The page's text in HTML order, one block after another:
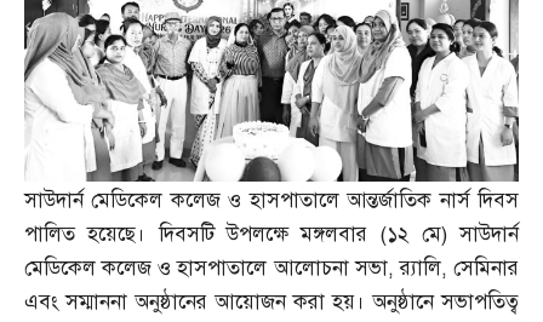
সাউদার্ন মেডিকেল কলেজ ও হাসপাতালে আন্তর্জাতিক নার্স দিবস
পালিত হয়েছে। দিবসটি উপলক্ষে মঙ্গলবার (১২ মে)সাউদার্ন
মেডিকেল কলেজ ও হাসপাতালে আলোচনা সভা,র‌্যালি,সেমিনার
এবং সম্মাননা অনুষ্ঠানের আয়োজন করা হয়। অনুষ্ঠানে সভাপতিত্ব